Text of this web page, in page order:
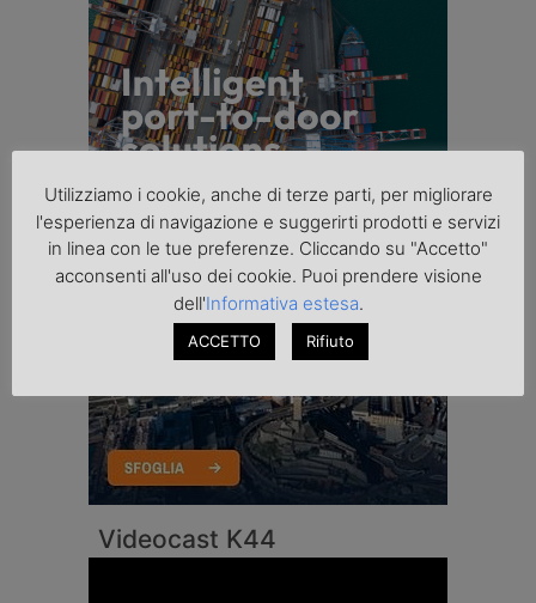
Videocast K44
Utilizziamo i cookie, anche di terze parti, per migliorare
l'esperienza di navigazione e suggerirti prodotti e servizi
in linea con le tue preferenze. Cliccando su "Accetto"
acconsenti all'uso dei cookie. Puoi prendere visione
dell'Informativa estesa.
ACCETTO Rifiuto